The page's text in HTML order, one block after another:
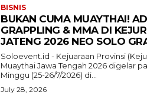
BISNIS
BUKAN CUMA MUAYTHAI!
GRAPPLING & MMA DI
JATENG 2026 NEO SOLO
Soloevent.id - Kejuaraan Provinsi
Muaythai Jawa Tengah 2026 digelar
Minggu (25-26/7/2026) di...
July 28, 2026